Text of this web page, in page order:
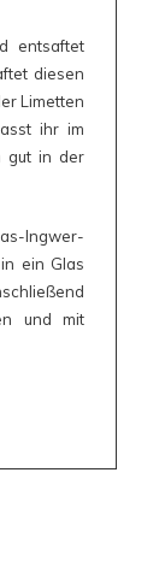
entsaftet
diesen
Limetten
ihr im
gut in der
Ingwer-
ein Glas
und mit